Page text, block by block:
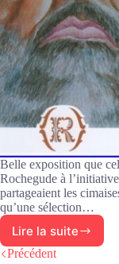
Belle exposition que
Rochegude à
partageaient les
qu’une sélection…
Lire la suite
Aluserpit
s’expose
Précédent